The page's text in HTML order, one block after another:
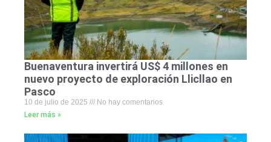
Buenaventura invertirá US$ 4 millones en
nuevo proyecto de exploración Llicllao en
Pasco
10 de julio de 2025
No hay comentarios
Leer más »